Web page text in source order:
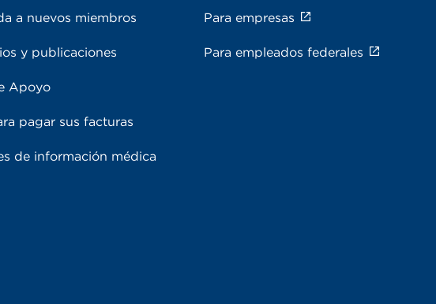
a nuevos miembros
y publicaciones
Apoyo
pagar sus facturas
de información médica
Para empresas
Para empleados federales